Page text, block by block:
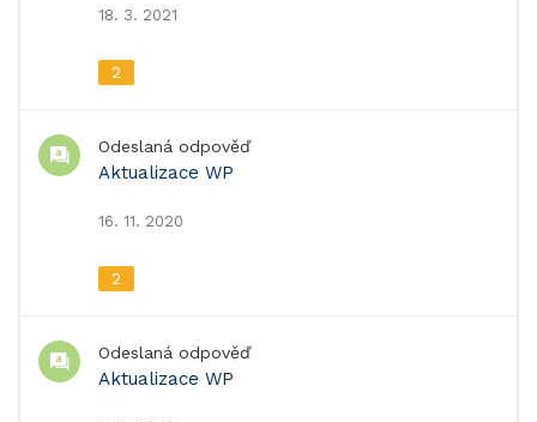
18. 3. 2021
2
Odeslaná odpověď
Aktualizace WP
16. 11. 2020
2
Odeslaná odpověď
Aktualizace WP